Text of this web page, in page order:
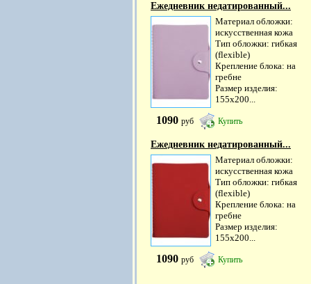
Ежедневник недатированный...
Материал обложки:
искусственная кожа
Тип обложки: гибкая
(flexible)
Крепление блока: на
гребне
Размер изделия:
155х200...
1090 руб Купить
Ежедневник недатированный...
Материал обложки:
искусственная кожа
Тип обложки: гибкая
(flexible)
Крепление блока: на
гребне
Размер изделия:
155х200...
1090 руб Купить